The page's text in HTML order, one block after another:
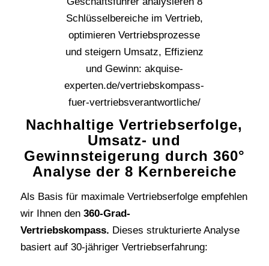
Nachhaltige Vertriebserfolge,
Umsatz- und
Gewinnsteigerung durch 360°
Analyse der 8 Kernbereiche
Als Basis für maximale Vertriebserfolge empfehlen
wir Ihnen den 360-Grad-
Vertriebskompass. Dieses strukturierte Analyse
basiert auf 30-jähriger Vertriebserfahrung: